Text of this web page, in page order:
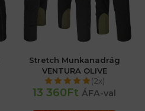
Stretch Munkanadrág
VENTURA OLIVE
(2x)
13 360Ft ÁFA-val